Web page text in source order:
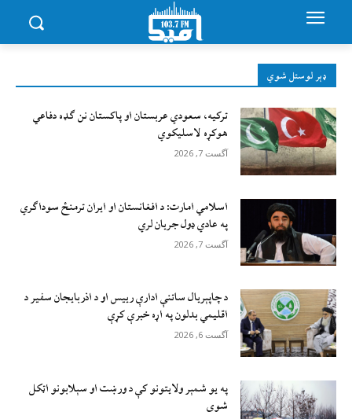
ډېر لوستل شوي
ترکیه، سعودي عربستان او پاکستان نن ګډه دفاعي
هوکړه لاسلیکوي
آگست 7, 2026
اسلامي امارت: د افغانستان او ایران ترمنځ سوداګري
په عادي ډول جریان لري
آگست 7, 2026
د چاپېریال ساتنې ادارې رییس او د اذربایجان سفیر د
اقلیمي بدلون په اړه خبرې کړې
آگست 6, 2026
په یو شمېر ولایتونو کې د ورښت او سېلابونو اټکل
شوی